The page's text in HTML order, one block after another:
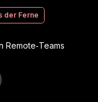
der Ferne